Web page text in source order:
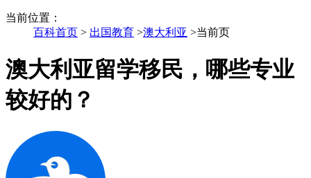
当前位置 ：
百科首页 > 出国教育 >澳大利亚 >当前页
澳大利亚留学移民，哪些专业
较好的？